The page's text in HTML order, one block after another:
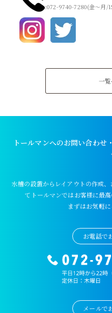
:072-9740-7280(金～月/
一
トールマンへのお問い合わせ
水槽の設置からレイアウトの作成
てトールマンではお客様に最
まずはお気軽に
お電話で
メールで